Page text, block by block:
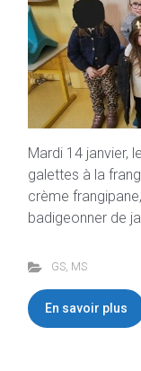
Mardi 14 janvier,
galettes à la
crème
badigeonner de
GS, MS
En savoir plus